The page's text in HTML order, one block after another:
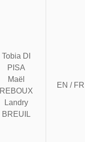
Tobia DI
PISA
Maël
REBOUX
Landry
BREUIL
EN / FR